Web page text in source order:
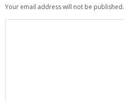
Your email address will not be published.